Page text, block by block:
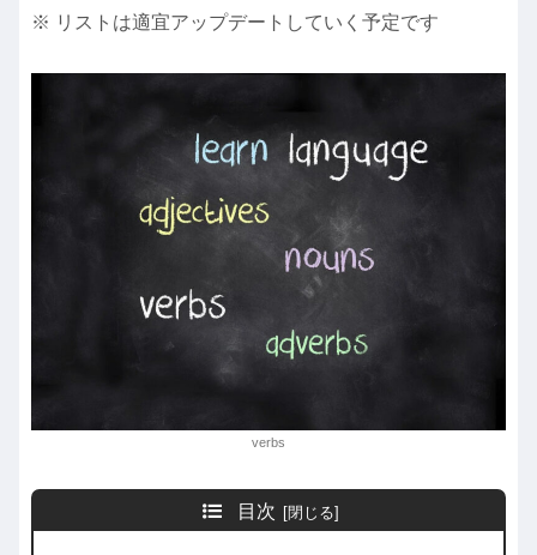
※ リストは適宜アップデートしていく予定です
verbs
目次